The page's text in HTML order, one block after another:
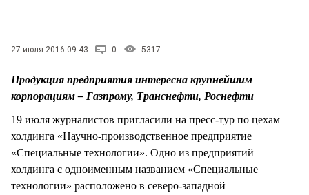
27 июля 2016 09:43 0 5317
Продукция предприятия интересна крупнейшим
корпорациям – Газпрому, Транснефти, Роснефти
19 июля журналистов пригласили на пресс-тур по цехам
холдинга «Научно-производственное предприятие
«Специальные технологии». Одно из предприятий
холдинга с одноименным названием «Специальные
технологии» расположено в северо-западной